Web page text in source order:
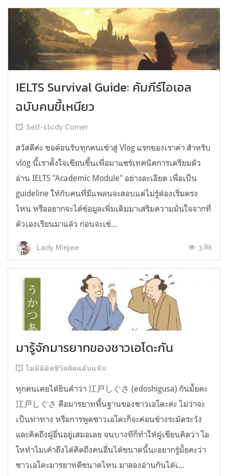
IELTS Survival Guide: คัมภีร์ไอเอล
ฉบับคนขี้เหนียว
Self-study Corner
สวัสดีค่ะ ขอต้อนรับทุกคนเข้าสู่ Vlog แรกของเราค่า สำหรับ
vlog นี้เราตั้งใจเขียนขึ้นเพื่อมาแชร์เทคนิคการเตรียมตัว
อ่าน IELTS "Academic Module" อย่างละเอียด เพื่อเป็น
guideline ให้กับคนที่มีแพลนจะสอบแต่ไม่รู้ต้องเริ่มตรง
ไหน หรืออยากจะได้ข้อมูลเพิ่มเติมมาเสริมความมั่นใจจากที่
ตัวเองเรียนมาแล้ว ก่อนจะเข้...
Lady Minjee 3.8k
มารู้จักมารยาทของชาวเอโดะกัน
ไม่มีลิมิตชีวิตติดแอ๊บแจ๊บ
ทุกคนเคยได้ยินคำว่า 江戸しぐさ (edoshigusa) กันมั้ยคะ
江戸しぐさ คือมารยาทพื้นฐานของชาวเอโดะค่ะ ไม่ว่าจะ
เป็นท่าทาง หรือการพูดชาวเอโดะก็จะค่อนข้างระมัดระวัง
และคิดถึงผู้อื่นอยู่เสมอเลย จนบางทีก็ทำให้ผู้เขียนคิดว่า โอ
โหทำไมเค้าถึงได้คิดถึงคนอื่นได้ขนาดนี้นะอยากรู้มั้ยคะว่า
ชาวเอโดะมารยาทดีขนาดไหน มาลองอ่านกันได้เ...